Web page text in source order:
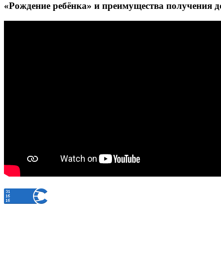
«Рождение ребёнка» и преимущества получения